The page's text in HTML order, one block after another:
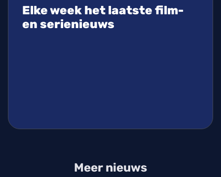
Elke week het laatste film-
en serienieuws
Meer nieuws